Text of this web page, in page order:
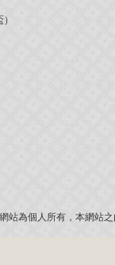
站為個人所有，本網站